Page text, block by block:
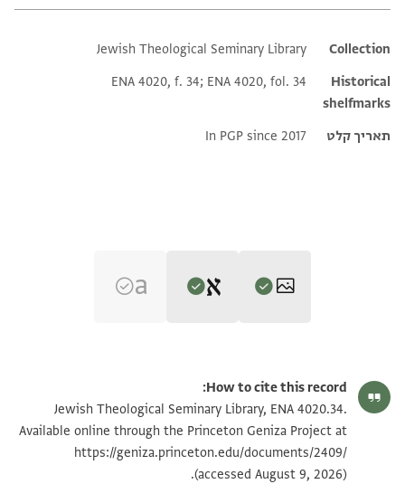
Additional metadata
Collection
Jewish Theological Seminary Library
Historical
shelfmarks
ENA 4020, f. 34; ENA 4020, fol. 34
תאריך קלט In PGP since 2017
S. D. Goitein's unpublished edition (1950–85), with minor
emendations by Alan Elbaum, 2021.
כאדמה [. . . . .
אבו .[. . . .
אלמסאול מן אללה תע ומן מושב הד יק צפ[ירת
ENA 4020.34 1 הגדל וסובב
תנאי היתר שימוש בתצלום
How to cite this record:
Jewish Theological Seminary Library, ENA 4020.34.
Available online through the Princeton Geniza Project at
https://geniza.princeton.edu/documents/2409/
(accessed August 9, 2026).